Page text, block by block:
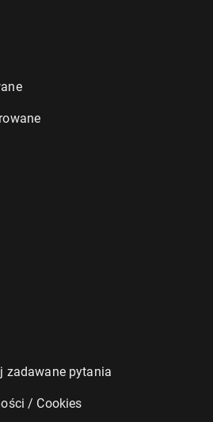
zadawane pytania
/ Cookies